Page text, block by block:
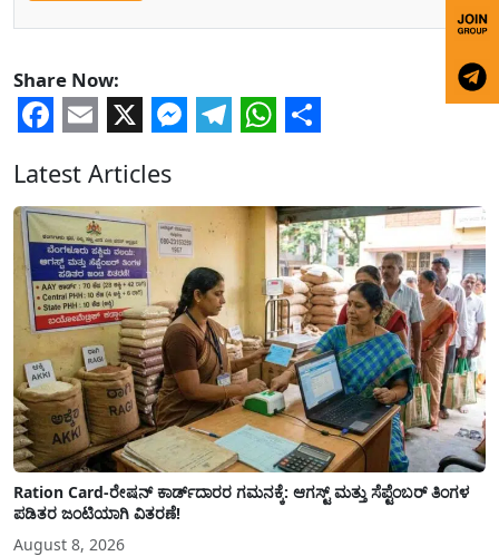
Share Now:
Latest Articles
Ration Card-ರೇಷನ್ ಕಾರ್ಡ್‍ದಾರರ ಗಮನಕ್ಕೆ: ಆಗಸ್ಟ್ ಮತ್ತು ಸೆಪ್ಟೆಂಬರ್ ತಿಂಗಳ
ಪಡಿತರ ಜಂಟಿಯಾಗಿ ವಿತರಣೆ!
August 8, 2026